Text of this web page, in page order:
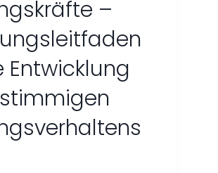
–
Entwicklung